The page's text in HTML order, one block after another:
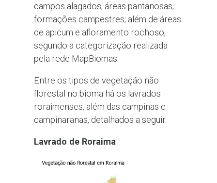
campos alagados; áreas pantanosas;
formações campestres; além de áreas
de apicum e afloramento rochoso,
segundo a categorização realizada
pela rede MapBiomas.
Entre os tipos de vegetação não
florestal no bioma há os lavrados
roraimenses, além das campinas e
campinaranas, detalhados a seguir.
Lavrado de Roraima